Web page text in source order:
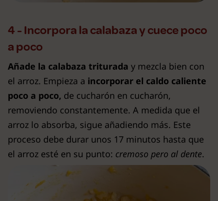
4 - Incorpora la calabaza y cuece poco
a poco
Añade la calabaza triturada y mezcla bien con
el arroz. Empieza a incorporar el caldo caliente
poco a poco, de cucharón en cucharón,
removiendo constantemente. A medida que el
arroz lo absorba, sigue añadiendo más. Este
proceso debe durar unos 17 minutos hasta que
el arroz esté en su punto: cremoso pero al dente.